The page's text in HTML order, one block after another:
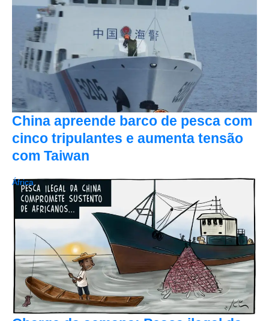
China apreende barco de pesca com
cinco tripulantes e aumenta tensão
com Taiwan
África